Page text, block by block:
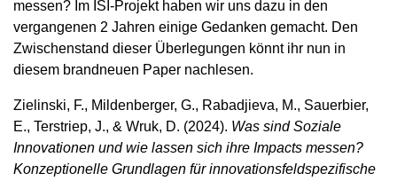
messen? Im ISI-Projekt haben wir uns dazu in den
vergangenen 2 Jahren einige Gedanken gemacht. Den
Zwischenstand dieser Überlegungen könnt ihr nun in
diesem brandneuen Paper nachlesen.
Zielinski, F., Mildenberger, G., Rabadjieva, M., Sauerbier,
E., Terstriep, J., & Wruk, D. (2024). Was sind Soziale
Innovationen und wie lassen sich ihre Impacts messen?
Konzeptionelle Grundlagen für innovationsfeldspezifische